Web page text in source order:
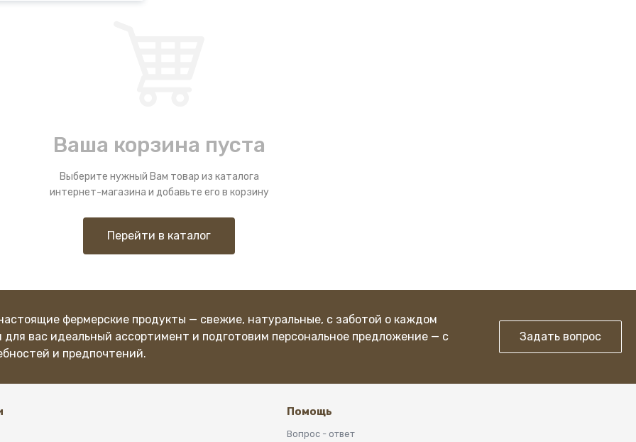
Ваша корзина пуста
Выберите нужный Вам товар из каталога
интернет-магазина и добавьте его в корзину
Перейти в каталог
фермерские продукты — свежие, натуральные, с заботой о каждом
для вас идеальный ассортимент и подготовим персональное предложение — с
и предпочтений.
Задать вопрос
Помощь
Вопрос - ответ